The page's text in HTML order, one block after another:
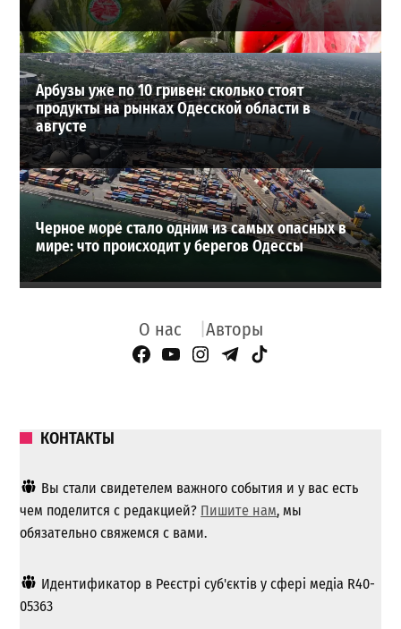
Арбузы уже по 10 гривен: сколько стоят
продукты на рынках Одесской области в
августе
Черное море стало одним из самых опасных в
мире: что происходит у берегов Одессы
О нас Авторы
Facebook Page
YouTube
Instagram
Telegram
TikTok
КОНТАКТЫ
Вы стали свидетелем важного события и у вас есть
чем поделится с редакцией? Пишите нам, мы
обязательно свяжемся с вами.
Идентификатор в Реєстрі суб'єктів у сфері медіа R40-
05363